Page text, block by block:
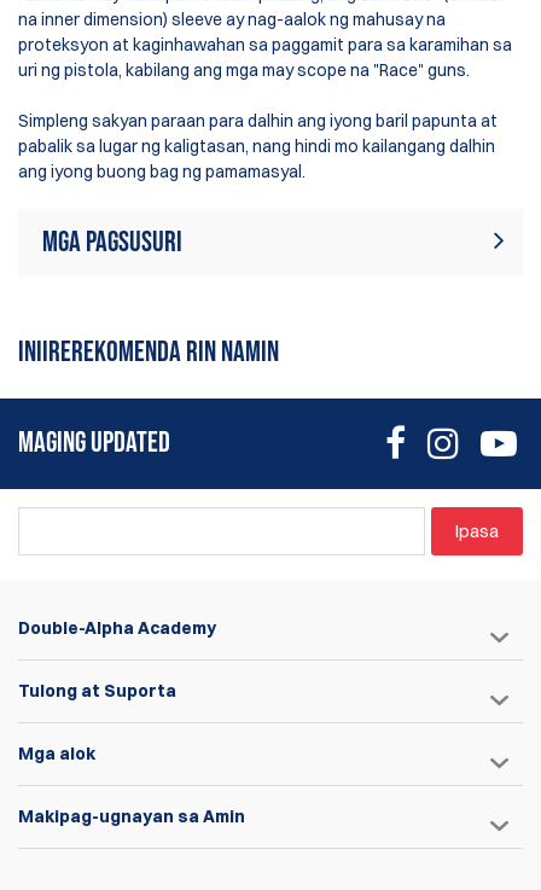
na inner dimension) sleeve ay nag-aalok ng mahusay na
proteksyon at kaginhawahan sa paggamit para sa karamihan sa
uri ng pistola, kabilang ang mga may scope na "Race" guns.
Simpleng sakyan paraan para dalhin ang iyong baril papunta at
pabalik sa lugar ng kaligtasan, nang hindi mo kailangang dalhin
ang iyong buong bag ng pamamasyal.
Mga Pagsusuri
sumulat ng review
INIIREREKOMENDA RIN NAMIN
MAGING UPDATED
Ipasa
Double-Alpha Academy
Tulong at Suporta
Mga alok
Makipag-ugnayan sa Amin